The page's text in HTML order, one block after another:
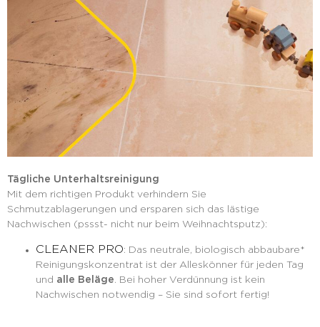
Tägliche Unterhaltsreinigung
Mit dem richtigen Produkt verhindern Sie
Schmutzablagerungen und ersparen sich das lästige
Nachwischen (pssst- nicht nur beim Weihnachtsputz):
CLEANER PRO: Das neutrale, biologisch abbaubare*
Reinigungskonzentrat ist der Alleskönner für jeden Tag
und alle Beläge. Bei hoher Verdünnung ist kein
Nachwischen notwendig – Sie sind sofort fertig!